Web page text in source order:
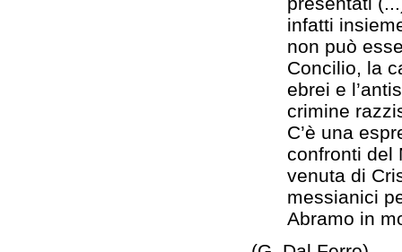
infatti
non può
Concilio, la
ebrei e
crimine
C’è una
confronti del
venuta di
messianici
Abramo in